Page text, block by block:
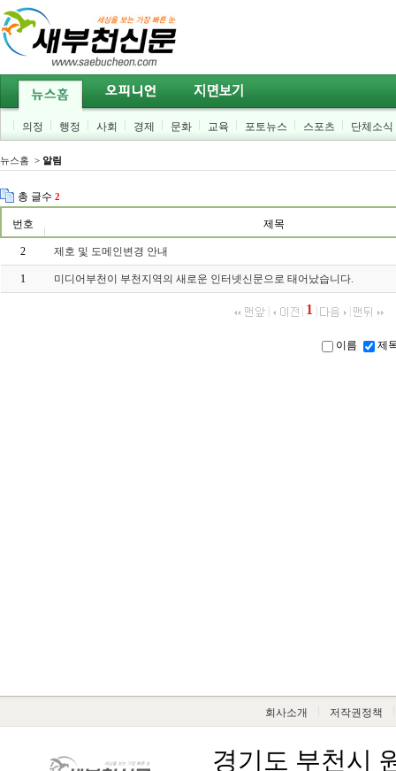
의정 행정 사회 경제 문화 교육 포토뉴스 스포츠 단체소식
뉴스홈 > 알림
총 글수 2
번호 제목
2 제호 및 도메인변경 안내
1 미디어부천이 부천지역의 새로운 인터넷신문으로 태어났습니다.
1
이름 제
회사소개 저작권정책
경기도 부천시